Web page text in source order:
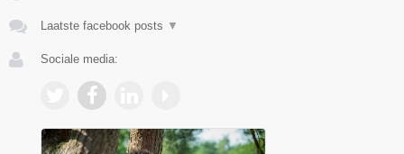
Laatste facebook posts ▼
Sociale media: